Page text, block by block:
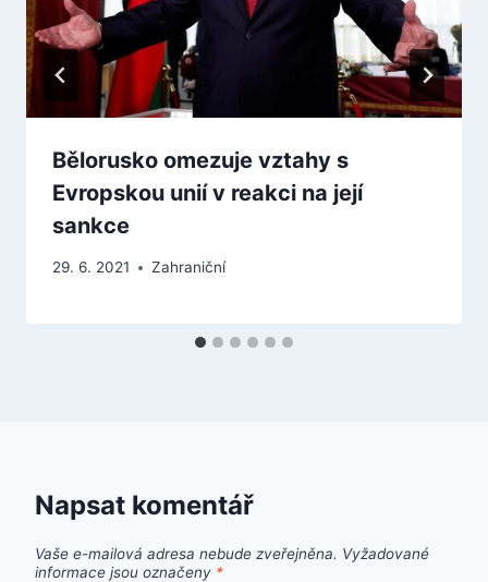
Bělorusko omezuje vztahy s
Evropskou unií v reakci na její
sankce
29. 6. 2021 Zahraniční
Napsat komentář
Vaše e-mailová adresa nebude zveřejněna. Vyžadované
informace jsou označeny *